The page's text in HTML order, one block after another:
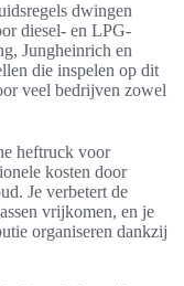
dwingen
diesel- en LPG-
Jungheinrich en
die inspelen op dit
veel bedrijven zowel
heftruck voor
kosten door
Je verbetert de
vrijkomen, en je
organiseren dankzij